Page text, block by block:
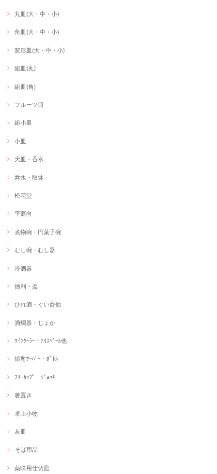
丸皿(大・中・小)
角皿(大・中・小)
変形皿(大・中・小)
組皿(丸)
組皿(角)
フルーツ皿
組小皿
小皿
天皿・呑水
呑水・取鉢
松花堂
平蓋向
煮物碗・円菓子碗
むし碗・むし器
冷酒器
徳利・盃
ひれ酒・ぐい呑他
酒燗器・じょか
ﾜｲﾝｸｰﾗｰ・ｱｲｽﾍﾟｰﾙ他
焼酎ｻｰﾊﾞｰ・ﾎﾞﾄﾙ
ﾌﾘｰｶｯﾌﾟ・ｼﾞｮｯｷ
箸置き
卓上小物
灰皿
そば用品
薬味用仕切皿